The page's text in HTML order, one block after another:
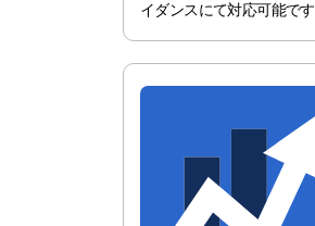
イダンスにて対応可能です